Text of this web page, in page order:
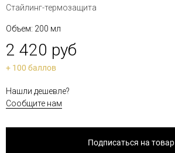
Стайлинг-термозащита
Объем: 200 мл
2 420 руб
+ 100 баллов
Нашли дешевле?
Сообщите нам
Подписаться на товар